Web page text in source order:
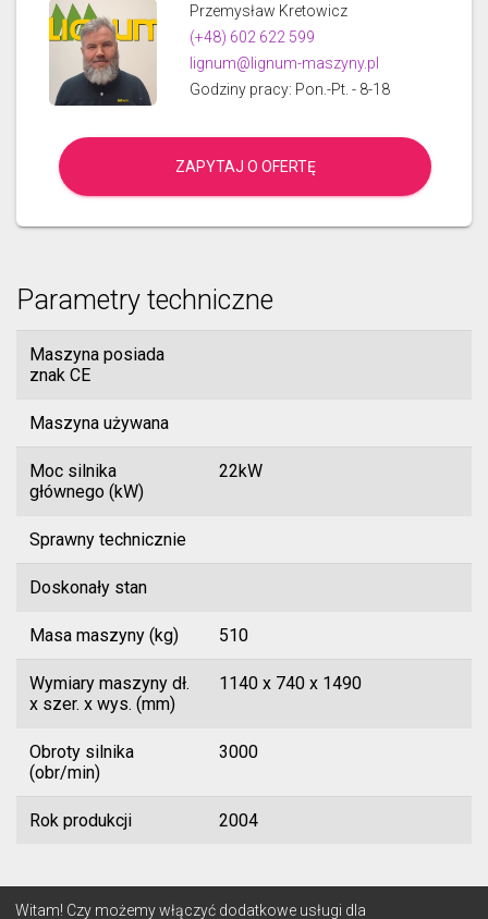
Przemysław Kretowicz
(+48) 602 622 599
lignum@lignum-maszyny.pl
Godziny pracy: Pon.-Pt. - 8-18
ZAPYTAJ O OFERTĘ
Parametry techniczne
Maszyna posiada
znak CE
Maszyna używana
Moc silnika
głównego (kW)
22kW
Sprawny technicznie
Doskonały stan
Masa maszyny (kg) 510
Wymiary maszyny dł.
x szer. x wys. (mm)
1140 x 740 x 1490
Obroty silnika
(obr/min)
3000
Rok produkcji 2004
© 2026 Lignum
Witam! Czy możemy włączyć dodatkowe usługi dla